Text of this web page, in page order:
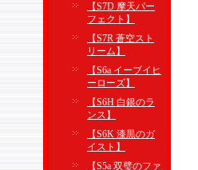
【S7D 摩天パー
フェクト】
【S7R 蒼空スト
リーム】
【S6a イーブイヒ
ーローズ】
【S6H 白銀のラ
ンス】
【S6K 漆黒のガ
イスト】
【S5a 双璧のファ